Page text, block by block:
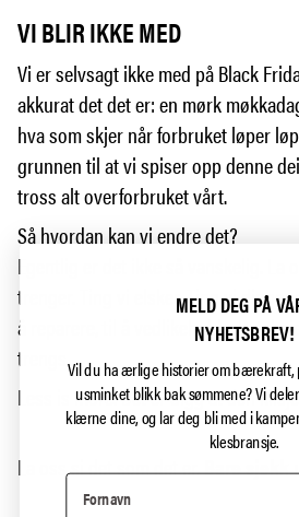
VI BLIR IKKE MED
Vi er selvsagt ikke med på Black
akkurat det det er: en mørk
hva som skjer når forbruket løper
grunnen til at vi spiser opp denne
tross alt overforbruket vårt.
Så hvordan kan vi endre det?
Egentlig er det ikke så vanskelig. La
trenger. Ting vi elsker. Ting vi
å reparere, til å vedlikeholde. Betal
trengs.
Less is more. Det er digg at den
La oss si det som det er.Bare sjekk
MELD DEG PÅ
NYHETSBREV!
Vil du ha ærlige historier om
usminket blikk bak sømmene?Vi
klærne dine, og lar deg bli med i
klesbransje.